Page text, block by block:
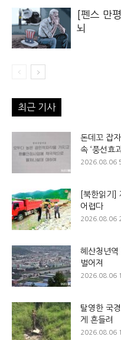
[펜스 만
뇌
최근 기사
돈데꼬 잡
속 ‘풍선효
2026.08.06
[북한읽기]
어렵다
2026.08.06
혜산청년역
벌어져
2026.08.06
탈영한 국
게 흔들려
2026.08.06